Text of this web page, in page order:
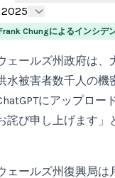
2025
Chungによるインシデ
ェールズ州政府は、
水被害者数千人の機
にアップロー
詫び申し上げます」
ェールズ州復興局は